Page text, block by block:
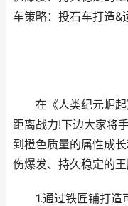
车策略：投石车打造
在《人类纪元崛起
距离战力!下边大家将
到橙色质量的属性成
伤爆发、持久稳定的
1.通过铁匠铺打造